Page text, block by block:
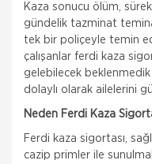
Kaza sonucu ölüm,
gündelik tazminat
tek bir poliçeyle temin
çalışanlar ferdi kaza
gelebilecek
dolaylı olarak ailelerini
Neden Ferdi Kaza
Ferdi kaza sigortası,
cazip primler ile